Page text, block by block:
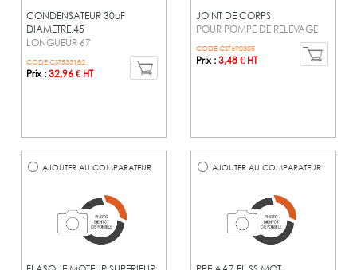
CONDENSATEUR 30uF
DIAMETRE.45
LONGUEUR 67
CODE CST533182
Prix :32,96 € HT
JOINT DE CORPS
POUR POMPE DE RELEVAGE
CODE CST690305
Prix :3,48 € HT
AJOUTER AU COMPARATEUR AJOUTER AU COMPARATEUR